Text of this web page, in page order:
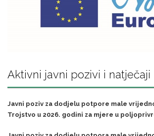
Aktivni javni pozivi i natječaji
Javni poziv za dodjelu potpore male
Trojstvo u 2026. godini za mjere u